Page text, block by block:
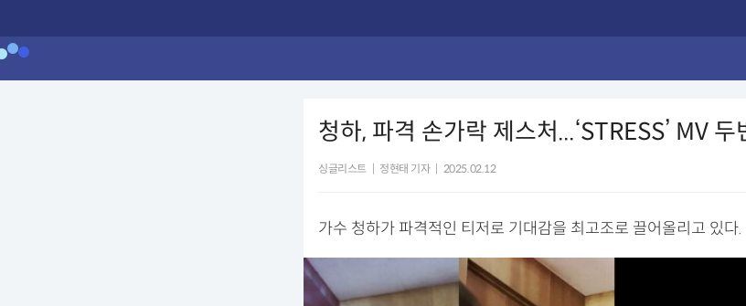
청하, 파격 손가락 제스처...‘STRESS’ MV 두
싱글리스트 정현태 기자 2025.02.12
가수 청하가 파격적인 티저로 기대감을 최고조로 끌어올리고 있다.